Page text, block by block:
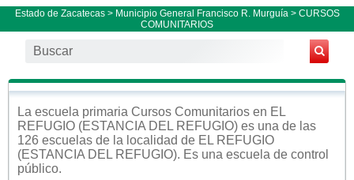
Estado de Zacatecas> Municipio General Francisco R. Murguía > CURSOS
COMUNITARIOS
La escuela primaria Cursos Comunitarios en EL
REFUGIO (ESTANCIA DEL REFUGIO) es una de las
126 escuelas de la localidad de EL REFUGIO
(ESTANCIA DEL REFUGIO). Es una escuela de control
público.